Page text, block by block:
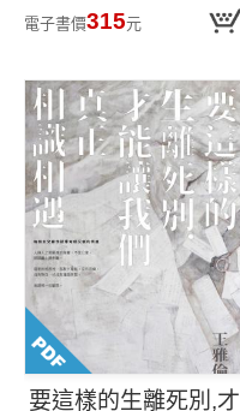
電子書價315元
要這樣的生離死別,才